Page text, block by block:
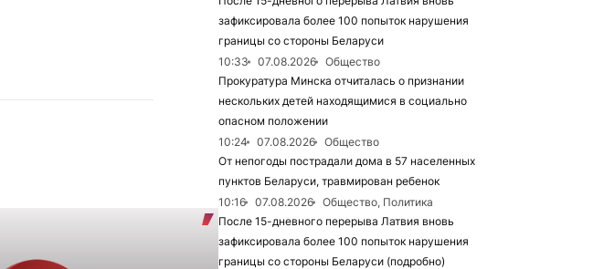
зафиксировала более 100 попыток нарушения
границы со стороны Беларуси
10:33
07.08.2026
Общество
Прокуратура Минска отчиталась о признании
нескольких детей находящимися в социально
опасном положении
10:24
07.08.2026
Общество
От непогоды пострадали дома в 57 населенных
пунктов Беларуси, травмирован ребенок
10:16
07.08.2026
Общество, Политика
После 15-дневного перерыва Латвия вновь
зафиксировала более 100 попыток нарушения
границы со стороны Беларуси (подробно)